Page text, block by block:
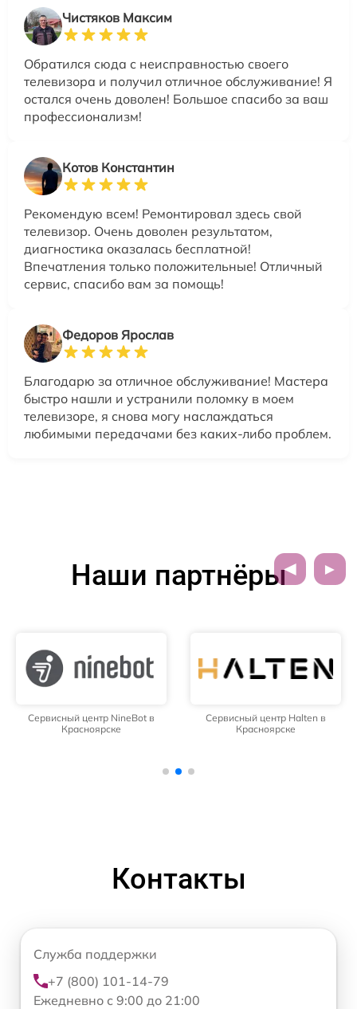
Чистяков Максим
Обратился сюда с неисправностью своего
телевизора и получил отличное обслуживание! Я
остался очень доволен! Большое спасибо за ваш
профессионализм!
Котов Константин
Рекомендую всем! Ремонтировал здесь свой
телевизор. Очень доволен результатом,
диагностика оказалась бесплатной!
Впечатления только положительные! Отличный
сервис, спасибо вам за помощь!
Федоров Ярослав
Благодарю за отличное обслуживание! Мастера
быстро нашли и устранили поломку в моем
телевизоре, я снова могу наслаждаться
любимыми передачами без каких-либо проблем.
Наши партнёры
Сервисный центр NineBot в
Красноярске
Сервисный центр Halten в
Красноярске
Контакты
Служба поддержки
+7 (800) 101-14-79
Ежедневно с 9:00 до 21:00